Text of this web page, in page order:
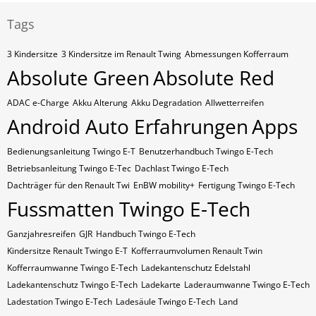
Tags
3 Kindersitze 3 Kindersitze im Renault Twing Abmessungen Kofferraum
Absolute GreenAbsolute Red
ADAC e-Charge Akku Alterung Akku Degradation Allwetterreifen
Android Auto ErfahrungenApps
Bedienungsanleitung Twingo E-T Benutzerhandbuch Twingo E-Tech
Betriebsanleitung Twingo E-Tec Dachlast Twingo E-Tech
Dachträger für den Renault Twi EnBW mobility+ Fertigung Twingo E-Tech
Fussmatten Twingo E-Tech
Ganzjahresreifen GJR Handbuch Twingo E-Tech
Kindersitze Renault Twingo E-T Kofferraumvolumen Renault Twin
Kofferraumwanne Twingo E-Tech Ladekantenschutz Edelstahl
Ladekantenschutz Twingo E-Tech Ladekarte Laderaumwanne Twingo E-Tech
Ladestation Twingo E-Tech Ladesäule Twingo E-Tech Land